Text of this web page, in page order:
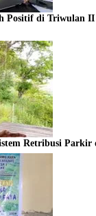
Positif di Triwulan II
Retribusi Parkir